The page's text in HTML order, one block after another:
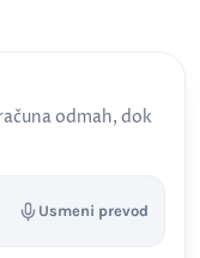
odmah, dok
Usmeni prevod